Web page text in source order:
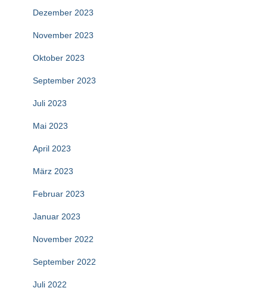
Dezember 2023
November 2023
Oktober 2023
September 2023
Juli 2023
Mai 2023
April 2023
März 2023
Februar 2023
Januar 2023
November 2022
September 2022
Juli 2022